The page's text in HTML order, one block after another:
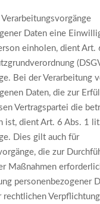
Daten eine
einholen, dient Art.
Bei der Verarbeitung
Daten, die zur
Vertragspartei die
ist, dient Art. 6 Abs. 1
Dies gilt auch für
die zur
Maßnahmen
personenbezogener
rechtlichen